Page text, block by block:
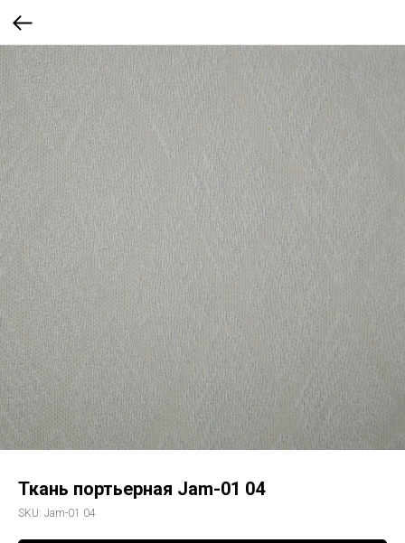
Ткань портьерная Jam-01 04
SKU: Jam-01 04